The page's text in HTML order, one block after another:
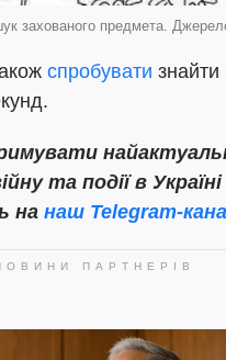
захованого предмета.
спробувати знайти
та події в Україні
на наш Telegram-